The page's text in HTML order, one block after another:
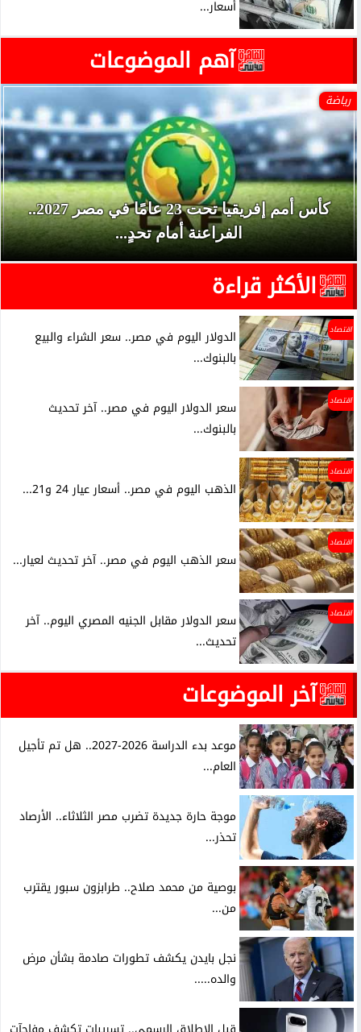
أسعار...
آهم الموضوعات
رياضة
كأس أمم إفريقيا تحت 23 عامًا في مصر 2027..
الفراعنة أمام تحدٍ...
الأكثر قراءة
اقتصاد
الدولار اليوم في مصر.. سعر الشراء والبيع
بالبنوك...
اقتصاد
سعر الدولار اليوم في مصر.. آخر تحديث
بالبنوك...
اقتصاد
الذهب اليوم في مصر.. أسعار عيار 24 و21...
اقتصاد
سعر الذهب اليوم في مصر.. آخر تحديث لعيار...
اقتصاد
سعر الدولار مقابل الجنيه المصري اليوم.. آخر
تحديث...
آخر الموضوعات
موعد بدء الدراسة 2026-2027.. هل تم تأجيل
العام...
موجة حارة جديدة تضرب مصر الثلاثاء.. الأرصاد
تحذر...
بوصية من محمد صلاح.. طرابزون سبور يقترب
من...
نجل بايدن يكشف تطورات صادمة بشأن مرض
والده.....